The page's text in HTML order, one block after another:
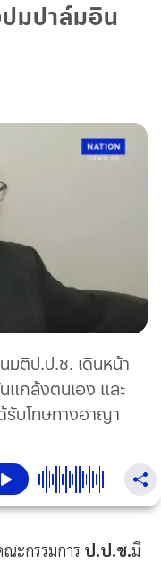
มปาล์มอิน
ติป.ป.ช. เดินหน้า
กล้งตนเอง และ
รับโทษทางอาญา
ะกรรมการ ป.ป.ช.มี